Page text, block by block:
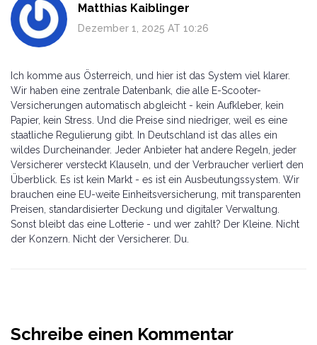
Matthias Kaiblinger
Dezember 1, 2025 AT 10:26
Ich komme aus Österreich, und hier ist das System viel klarer.
Wir haben eine zentrale Datenbank, die alle E-Scooter-
Versicherungen automatisch abgleicht - kein Aufkleber, kein
Papier, kein Stress. Und die Preise sind niedriger, weil es eine
staatliche Regulierung gibt. In Deutschland ist das alles ein
wildes Durcheinander. Jeder Anbieter hat andere Regeln, jeder
Versicherer versteckt Klauseln, und der Verbraucher verliert den
Überblick. Es ist kein Markt - es ist ein Ausbeutungssystem. Wir
brauchen eine EU-weite Einheitsversicherung, mit transparenten
Preisen, standardisierter Deckung und digitaler Verwaltung.
Sonst bleibt das eine Lotterie - und wer zahlt? Der Kleine. Nicht
der Konzern. Nicht der Versicherer. Du.
Schreibe einen Kommentar